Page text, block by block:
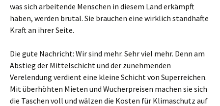
was sich arbeitende Menschen in diesem Land erkämpft
haben, werden brutal. Sie brauchen eine wirklich standhafte
Kraft an ihrer Seite.
Die gute Nachricht: Wir sind mehr. Sehr viel mehr. Denn am
Abstieg der Mittelschicht und der zunehmenden
Verelendung verdient eine kleine Schicht von Superreichen.
Mit überhöhten Mieten und Wucherpreisen machen sie sich
die Taschen voll und wälzen die Kosten für Klimaschutz auf